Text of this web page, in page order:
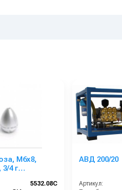
M6x8,
3/4 г
5532.08C
АВД 200/20
Артикул: